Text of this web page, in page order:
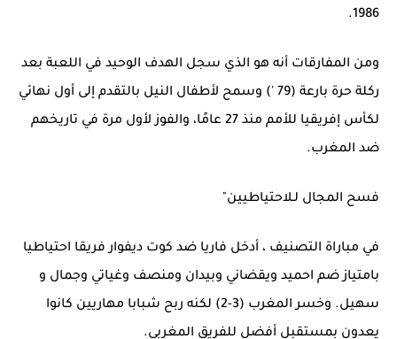
1986.
ومن المفارقات أنه هو الذي سجل الهدف الوحيد في اللعبة بعد
ركلة حرة بارعة (79 ') وسمح لأطفال النيل بالتقدم إلى أول نهائي
لكأس إفريقيا للأمم منذ 27 عامًا، والفوز لأول مرة في تاريخهم
ضد المغرب.
فسح المجال لـلاحتياطيين"
في مباراة التصنيف ، أدخل فاريا ضد كوت ديفوار فريقا احتياطيا
بامتياز ضم احميد ويقضاني وبيدان ومنصف وغياتي وجمال و
سهيل. وخسر المغرب (3-2) لكنه ربح شبابا مهاريين كانوا
يعدون بمستقبل أفضل للفريق المغربي.